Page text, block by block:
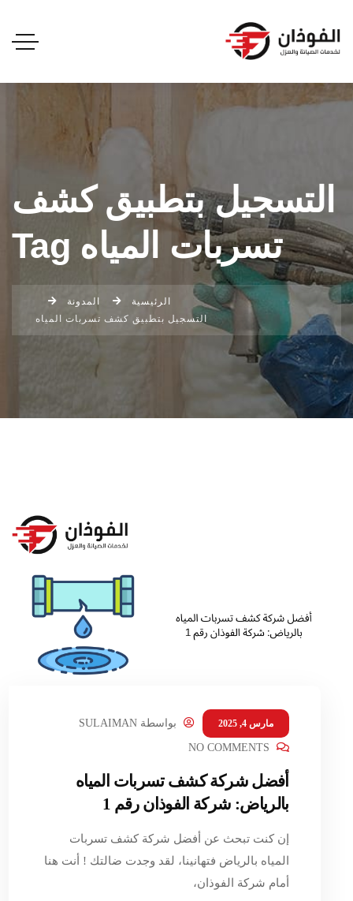
التسجيل بتطبيق كشف
تسربات المياه Tag
الرئيسية
المدونة
التسجيل بتطبيق كشف تسربات المياه
مارس 4, 2025 بواسطةSULAIMAN
NO COMMENTS
أفضل شركة كشف تسربات المياه
بالرياض: شركة الفوذان رقم 1
إن كنت تبحث عن أفضل شركة كشف تسربات
المياه بالرياض فتهانينا، لقد وجدت ضالتك ! أنت هنا
أمام شركة الفوذان،